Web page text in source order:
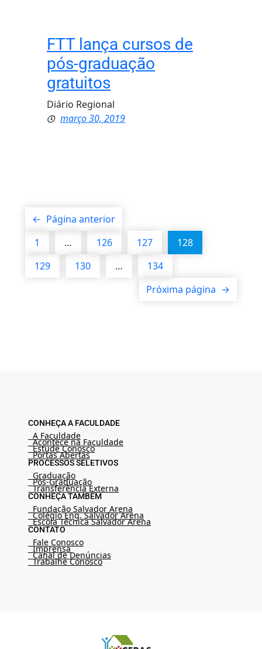
FTT lança cursos de
pós-graduação
gratuitos
Diário Regional
março 30, 2019
← Página anterior
1
… 126 127
128
129
130 …
134
Próxima página →
CONHEÇA A FACULDADE
A Faculdade
Acontece na Faculdade
Estude Conosco
Portas Abertas
PROCESSOS SELETIVOS
Graduação
Pós-Graduação
Transferência Externa
CONHEÇA TAMBÉM
Fundação Salvador Arena
Colégio Eng. Salvador Arena
Escola Técnica Salvador Arena
CONTATO
Fale Conosco
Imprensa
Canal de Denúncias
Trabalhe Conosco